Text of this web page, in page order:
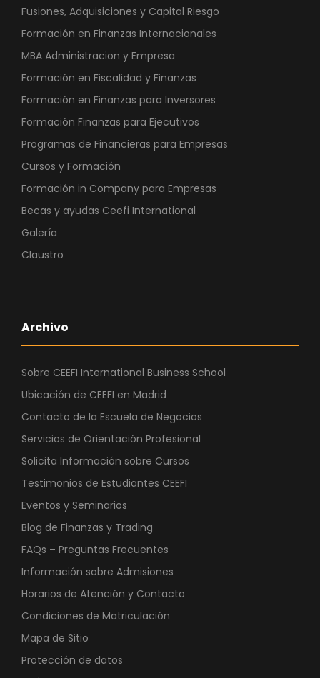
Fusiones, Adquisiciones y Capital Riesgo
Formación en Finanzas Internacionales
MBA Administracion y Empresa
Formación en Fiscalidad y Finanzas
Formación en Finanzas para Inversores
Formación Finanzas para Ejecutivos
Programas de Financieras para Empresas
Cursos y Formación
Formación in Company para Empresas
Becas y ayudas Ceefi International
Galería
Claustro
Archivo
Sobre CEEFI International Business School
Ubicación de CEEFI en Madrid
Contacto de la Escuela de Negocios
Servicios de Orientación Profesional
Solicita Información sobre Cursos
Testimonios de Estudiantes CEEFI
Eventos y Seminarios
Blog de Finanzas y Trading
FAQs – Preguntas Frecuentes
Información sobre Admisiones
Horarios de Atención y Contacto
Condiciones de Matriculación
Mapa de Sitio
Protección de datos